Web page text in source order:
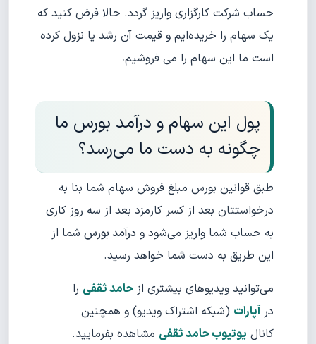
حساب شرکت کارگزاری واریز گردد. حالا فرض کنید که
یک سهام را خریده‌ایم و قیمت آن رشد یا نزول کرده
است ما این سهام را می فروشیم،
پول این سهام و درآمد بورس ما
چگونه به دست ما می‌رسد؟
طبق قوانین بورس مبلغ فروش سهام شما بنا به
درخواستتان بعد از کسر کارمزد بعد از سه روز کاری
به حساب شما واریز می‌شود و درآمد بورس شما از
این طریق به دست شما خواهد رسید.
می‌توانید ویدیوهای بیشتری از حامد ثقفی را
در آپارات (شبکه اشتراک ویدیو) و همچنین
کانال یوتیوب حامد ثقفی مشاهده بفرمایید.